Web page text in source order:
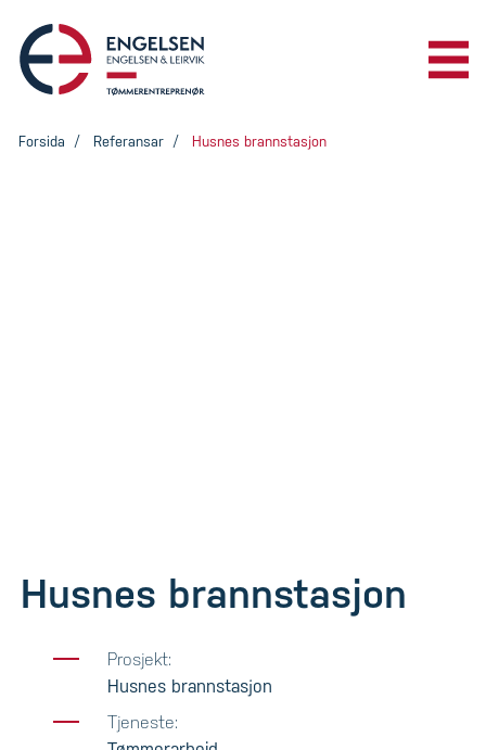
REFERANSAR
Forsida Referansar Husnes brannstasjon
Husnes brannstasjon
Prosjekt:
Husnes brannstasjon
Tjeneste: